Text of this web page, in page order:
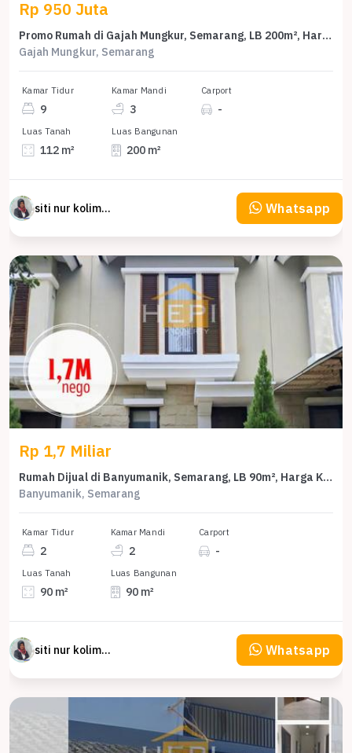
Rp 950 Juta
Promo Rumah di Gajah Mungkur, Semarang, LB 200m², Harga 950 Juta
Gajah Mungkur, Semarang
Kamar Tidur
9
Kamar Mandi
3
Carport
-
Luas Tanah
112 m²
Luas Bangunan
200 m²
siti nur kolimah Whatsapp
Rp 1,7 Miliar
Rumah Dijual di Banyumanik, Semarang, LB 90m², Harga Kompetitif!
Banyumanik, Semarang
Kamar Tidur
2
Kamar Mandi
2
Carport
-
Luas Tanah
90 m²
Luas Bangunan
90 m²
siti nur kolimah Whatsapp